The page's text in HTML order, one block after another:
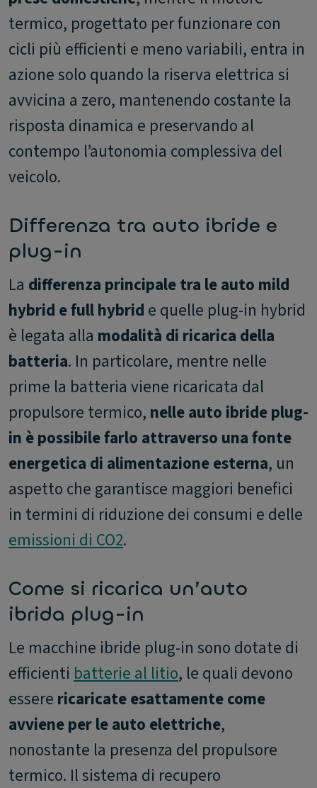
termico, progettato per funzionare con
cicli più efficienti e meno variabili, entra in
azione solo quando la riserva elettrica si
avvicina a zero, mantenendo costante la
risposta dinamica e preservando al
contempo l’autonomia complessiva del
veicolo.
Differenza tra auto ibride e
plug-in
La differenza principale tra le auto mild
hybrid e full hybrid e quelle plug-in hybrid
è legata alla modalità di ricarica della
batteria. In particolare, mentre nelle
prime la batteria viene ricaricata dal
propulsore termico, nelle auto ibride plug-
in è possibile farlo attraverso una fonte
energetica di alimentazione esterna, un
aspetto che garantisce maggiori benefici
in termini di riduzione dei consumi e delle
emissioni di CO2.
Come si ricarica un’auto
ibrida plug-in
Le macchine ibride plug-in sono dotate di
efficienti batterie al litio, le quali devono
essere ricaricate esattamente come
avviene per le auto elettriche,
nonostante la presenza del propulsore
termico. Il sistema di recupero